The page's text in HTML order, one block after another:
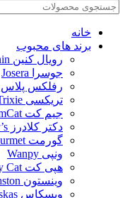
خانه
برند های محبوب
رویال کنین Royal Canin
جوسرا Josera
رفلکس پلاس Reflex Plus
تریکسی Trixie
جیم کت GimCat
دکتر کلادرز Dr.Clauder’s
گورمت Gourmet
ونپی Wanpy
هپی کت Happy Cat
وینستون Winston
ویسکاس Whiskas